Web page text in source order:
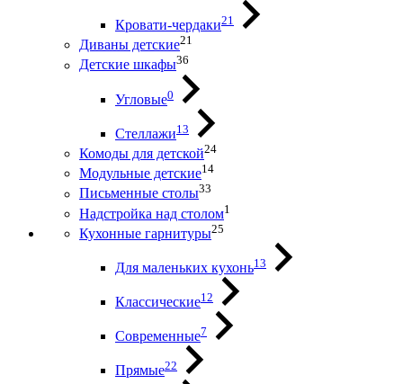
Кровати-чердаки21
Диваны детские21
Детские шкафы36
Угловые0
Стеллажи13
Комоды для детской24
Модульные детские14
Письменные столы33
Надстройка над столом1
Кухонные гарнитуры25
Для маленьких кухонь13
Классические12
Современные7
Прямые22